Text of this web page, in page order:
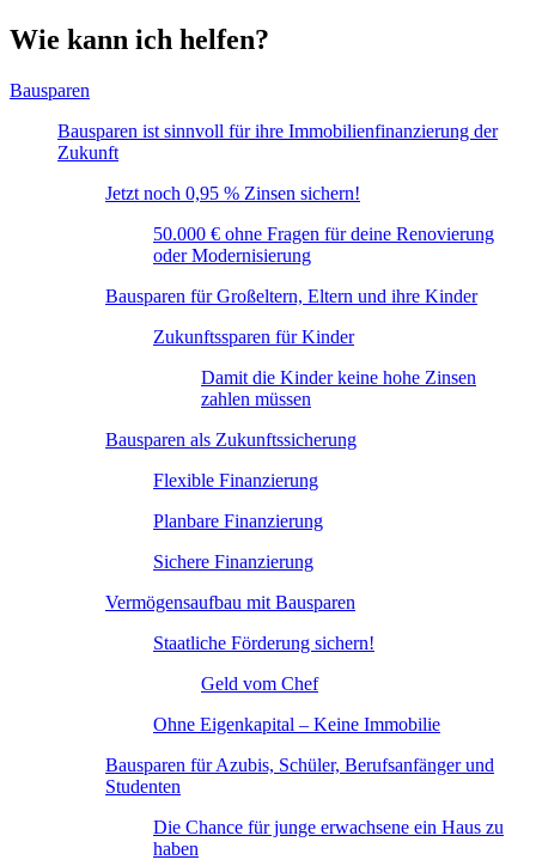
Wie kann ich helfen?
Bausparen
Bausparen ist sinnvoll für ihre Immobilienfinanzierung der
Zukunft
Jetzt noch 0,95 % Zinsen sichern!
50.000 € ohne Fragen für deine Renovierung
oder Modernisierung
Bausparen für Großeltern, Eltern und ihre Kinder
Zukunftssparen für Kinder
Damit die Kinder keine hohe Zinsen
zahlen müssen
Bausparen als Zukunftssicherung
Flexible Finanzierung
Planbare Finanzierung
Sichere Finanzierung
Vermögensaufbau mit Bausparen
Staatliche Förderung sichern!
Geld vom Chef
Ohne Eigenkapital – Keine Immobilie
Bausparen für Azubis, Schüler, Berufsanfänger und
Studenten
Die Chance für junge erwachsene ein Haus zu
haben